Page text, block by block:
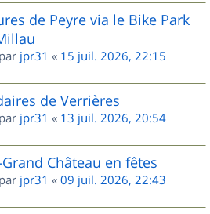
de Peyre via le Bike Park
jpr31 « 15 juil. 2026, 22:15
de Verrières
jpr31 « 13 juil. 2026, 20:54
Château en fêtes
jpr31 « 09 juil. 2026, 22:43